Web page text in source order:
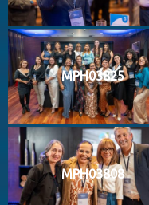
MPH03825
MPH03808